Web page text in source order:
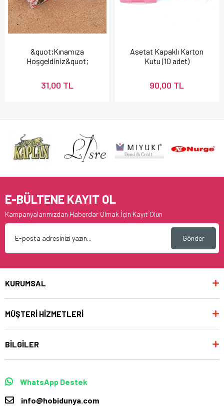
&quot;Kınamıza
Hoşgeldiniz&quot;
31,00 TL
Asetat Kapaklı Karton
Kutu (10 adet)
90,00 TL
E-BÜLTENE KAYIT OL
Kampanyalarımızdan Haberdar Olmak İçin Kayıt Olun
Gönder
KURUMSAL
MÜŞTERİ HİZMETLERİ
BİLGİLER
WhatsApp Destek
info@hobidunya.com